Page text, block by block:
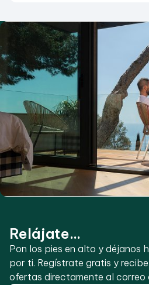
Relájate...
Pon los pies en alto y déjanos
por ti. Regístrate gratis y
ofertas directamente al correo